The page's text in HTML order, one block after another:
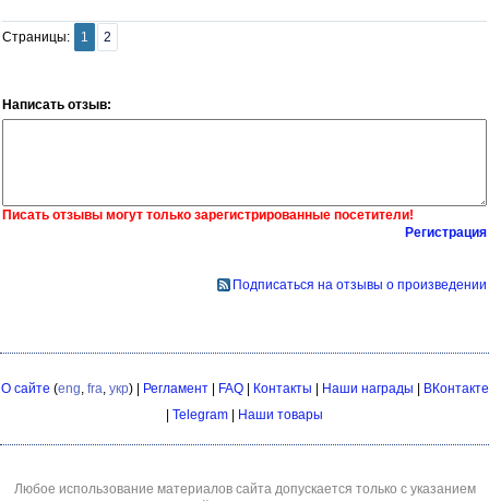
Страницы: 1 2
Написать отзыв:
Писать отзывы могут только зарегистрированные посетители!
Регистрация
Подписаться на отзывы о произведении
О сайте (eng, fra, укр) | Регламент| FAQ| Контакты Наши награды
ВКонтакте
Telegram Наши товары
Любое использование материалов сайта допускается только с указанием